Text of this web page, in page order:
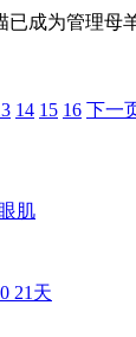
已成为管理
14 15 16 下一
肌
21天